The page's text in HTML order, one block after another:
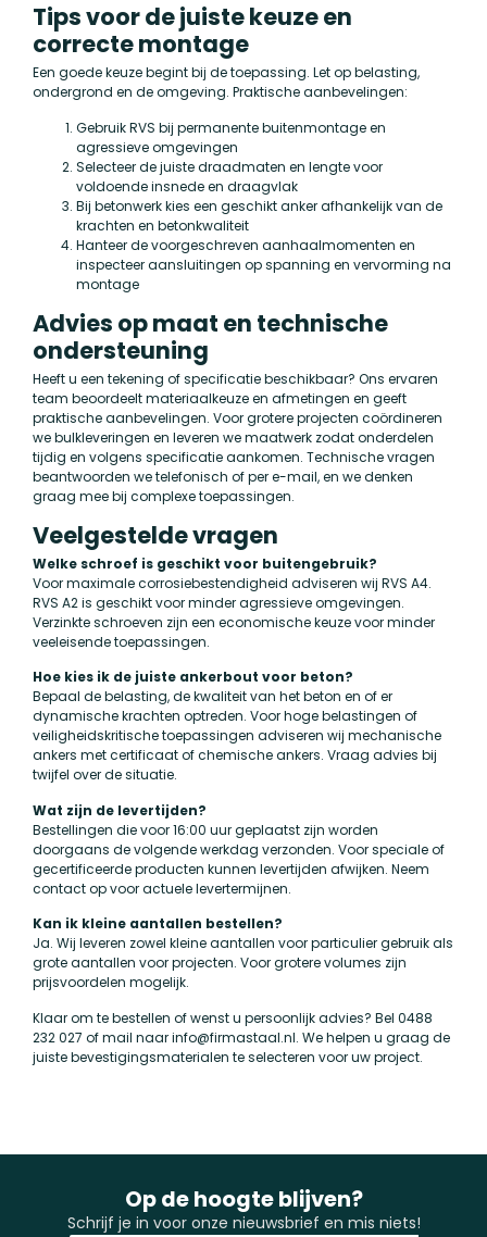
Tips voor de juiste keuze en
correcte montage
Een goede keuze begint bij de toepassing. Let op belasting,
ondergrond en de omgeving. Praktische aanbevelingen:
Gebruik RVS bij permanente buitenmontage en
agressieve omgevingen
Selecteer de juiste draadmaten en lengte voor
voldoende insnede en draagvlak
Bij betonwerk kies een geschikt anker afhankelijk van de
krachten en betonkwaliteit
Hanteer de voorgeschreven aanhaalmomenten en
inspecteer aansluitingen op spanning en vervorming na
montage
Advies op maat en technische
ondersteuning
Heeft u een tekening of specificatie beschikbaar? Ons ervaren
team beoordeelt materiaalkeuze en afmetingen en geeft
praktische aanbevelingen. Voor grotere projecten coördineren
we bulkleveringen en leveren we maatwerk zodat onderdelen
tijdig en volgens specificatie aankomen. Technische vragen
beantwoorden we telefonisch of per e-mail, en we denken
graag mee bij complexe toepassingen.
Veelgestelde vragen
Welke schroef is geschikt voor buitengebruik?
Voor maximale corrosiebestendigheid adviseren wij RVS A4.
RVS A2 is geschikt voor minder agressieve omgevingen.
Verzinkte schroeven zijn een economische keuze voor minder
veeleisende toepassingen.
Hoe kies ik de juiste ankerbout voor beton?
Bepaal de belasting, de kwaliteit van het beton en of er
dynamische krachten optreden. Voor hoge belastingen of
veiligheidskritische toepassingen adviseren wij mechanische
ankers met certificaat of chemische ankers. Vraag advies bij
twijfel over de situatie.
Wat zijn de levertijden?
Bestellingen die voor 16:00 uur geplaatst zijn worden
doorgaans de volgende werkdag verzonden. Voor speciale of
gecertificeerde producten kunnen levertijden afwijken. Neem
contact op voor actuele levertermijnen.
Kan ik kleine aantallen bestellen?
Ja. Wij leveren zowel kleine aantallen voor particulier gebruik als
grote aantallen voor projecten. Voor grotere volumes zijn
prijsvoordelen mogelijk.
Klaar om te bestellen of wenst u persoonlijk advies? Bel 0488
232 027 of mail naarinfo@firmastaal.nl. We helpen u graag de
juiste bevestigingsmaterialen te selecteren voor uw project.
Op de hoogte blijven?
Schrijf je in voor onze nieuwsbrief en mis niets!